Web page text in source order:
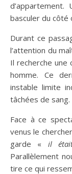
basculer du côté
Durant ce
l’attention du
Il recherche une
homme. Ce
instable limite
tâchées de
Face à ce
venus le
garde « il
Parallèlement
tire ce qui